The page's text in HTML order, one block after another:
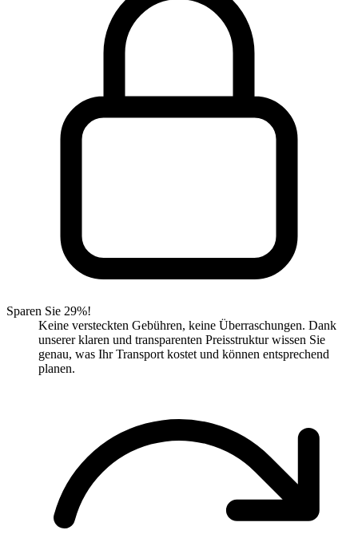
Sparen Sie 29%!
Keine versteckten Gebühren, keine Überraschungen. Dank
unserer klaren und transparenten Preisstruktur wissen Sie
genau, was Ihr Transport kostet und können entsprechend
planen.